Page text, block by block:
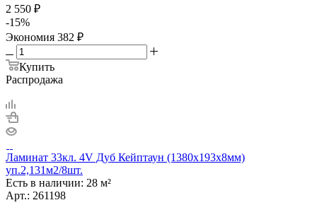
2 550 ₽
-15%
Экономия 382 ₽
Купить
Распродажа
Ламинат 33кл. 4V Дуб Кейптаун (1380х193х8мм)
уп.2,131м2/8шт.
Есть в наличии: 28 м²
Арт.: 261198